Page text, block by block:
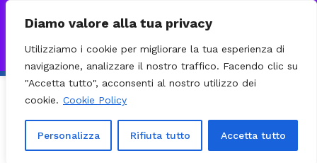
Diamo valore alla tua privacy
Utilizziamo i cookie per migliorare la tua esperienza di
navigazione, analizzare il nostro traffico. Facendo clic su
"Accetta tutto", acconsenti al nostro utilizzo dei
cookie. Cookie Policy
Personalizza Rifiuta tutto Accetta tutto
VISITA IL NOSTRO E-COMMERCE – SPEDIZIONI NAZIONALI E
INVIATE CON CORRIERE DHL EXPRESS - BRT - UPSIgnora